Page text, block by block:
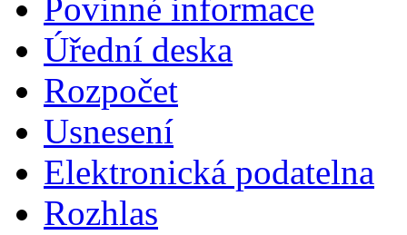
Povinné informace
Úřední deska
Rozpočet
Usnesení
Elektronická podatelna
Rozhlas